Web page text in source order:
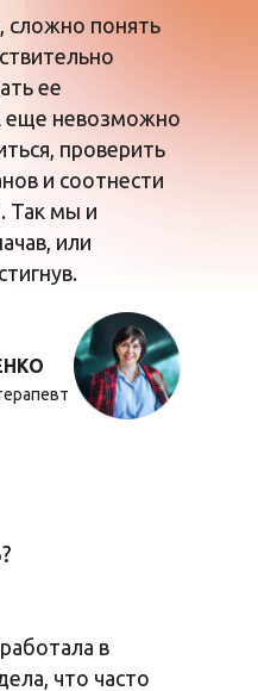
сложно понять
ее
еще невозможно
проверить
и соотнести
Так мы и
или
в
что часто